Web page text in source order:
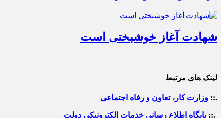
شهادت آغاز خوشبختی است
لینک های مرتبط
.:: وزارت کار، تعاون و رفاه اجتماعی
.:: پایگاه اطلاع رسانی خدمات الکترونیکی دولت